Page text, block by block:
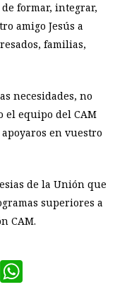
formar, integrar,
amigo Jesús a
familias,
necesidades, no
el equipo del CAM
en vuestro
de la Unión que
superiores a
CAM.